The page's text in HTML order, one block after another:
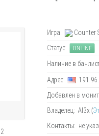
Игра:
Counter
Статус:
ONLINE
Наличие в
Адрес:
Добавлен в
Владелец: Al3x (
Контакты: не